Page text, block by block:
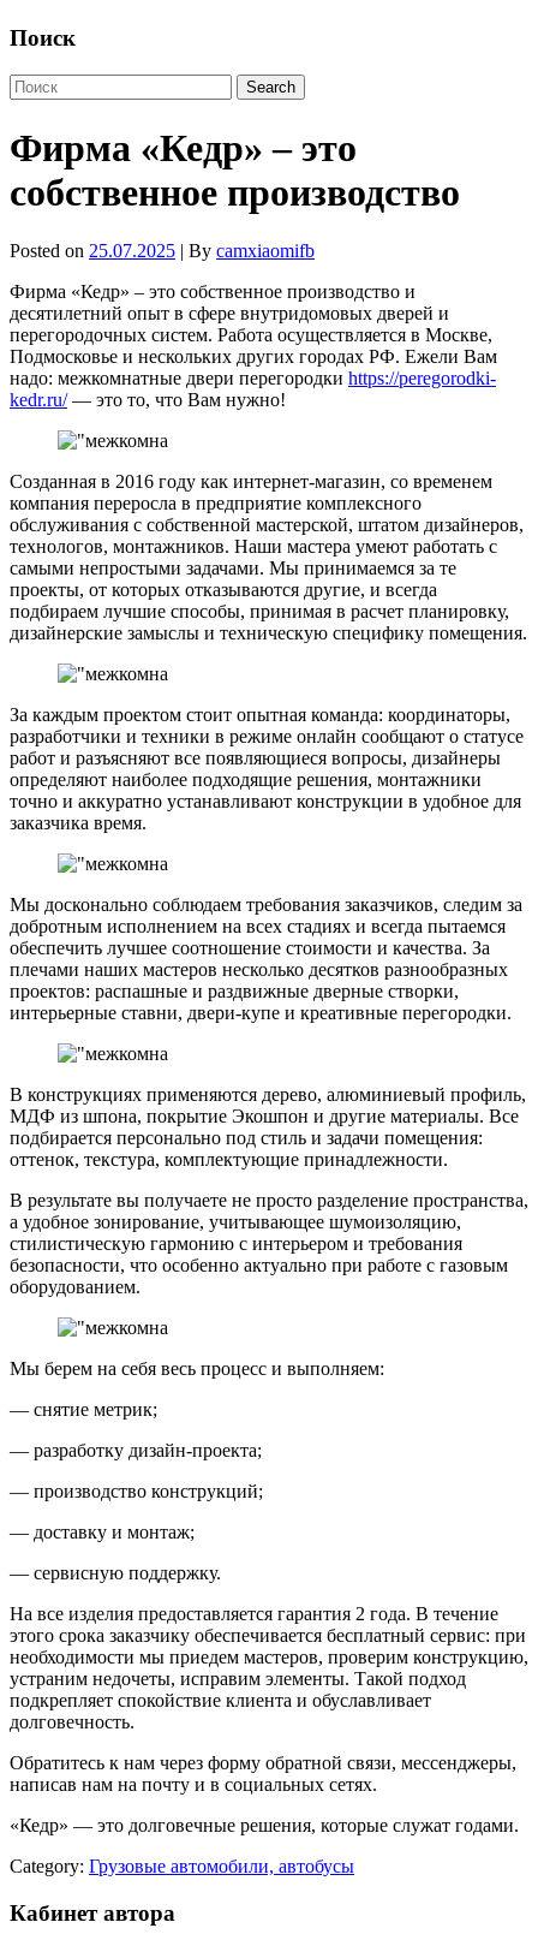
Поиск
Фирма «Кедр» – это
собственное производство
Posted on 25.07.2025 | By camxiaomifb
Фирма «Кедр» – это собственное производство и
десятилетний опыт в сфере внутридомовых дверей и
перегородочных систем. Работа осуществляется в Москве,
Подмосковье и нескольких других городах РФ. Ежели Вам
надо: межкомнатные двери перегородки https://peregorodki-
kedr.ru/— это то, что Вам нужно!
Созданная в 2016 году как интернет‑магазин, со временем
компания переросла в предприятие комплексного
обслуживания с собственной мастерской, штатом дизайнеров,
технологов, монтажников. Наши мастера умеют работать с
самыми непростыми задачами. Мы принимаемся за те
проекты, от которых отказываются другие, и всегда
подбираем лучшие способы, принимая в расчет планировку,
дизайнерские замыслы и техническую специфику помещения.
За каждым проектом стоит опытная команда: координаторы,
разработчики и техники в режиме онлайн сообщают о статусе
работ и разъясняют все появляющиеся вопросы, дизайнеры
определяют наиболее подходящие решения, монтажники
точно и аккуратно устанавливают конструкции в удобное для
заказчика время.
Мы досконально соблюдаем требования заказчиков, следим за
добротным исполнением на всех стадиях и всегда пытаемся
обеспечить лучшее соотношение стоимости и качества. За
плечами наших мастеров несколько десятков разнообразных
проектов: распашные и раздвижные дверные створки,
интерьерные ставни, двери‑купе и креативные перегородки.
В конструкциях применяются дерево, алюминиевый профиль,
МДФ из шпона, покрытие Экошпон и другие материалы. Все
подбирается персонально под стиль и задачи помещения:
оттенок, текстура, комплектующие принадлежности.
В результате вы получаете не просто разделение пространства,
а удобное зонирование, учитывающее шумоизоляцию,
стилистическую гармонию с интерьером и требования
безопасности, что особенно актуально при работе с газовым
оборудованием.
Мы берем на себя весь процесс и выполняем:
— снятие метрик;
— разработку дизайн‑проекта;
— производство конструкций;
— доставку и монтаж;
— сервисную поддержку.
На все изделия предоставляется гарантия 2 года. В течение
этого срока заказчику обеспечивается бесплатный сервис: при
необходимости мы приедем мастеров, проверим конструкцию,
устраним недочеты, исправим элементы. Такой подход
подкрепляет спокойствие клиента и обуславливает
долговечность.
Обратитесь к нам через форму обратной связи, мессенджеры,
написав нам на почту и в социальных сетях.
«Кедр» — это долговечные решения, которые служат годами.
Category: Грузовые автомобили, автобусы
Кабинет автора